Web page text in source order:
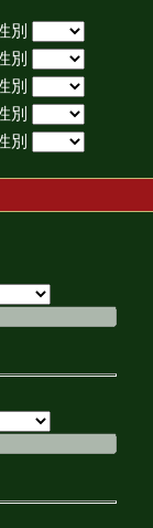
別
別
別
別
別